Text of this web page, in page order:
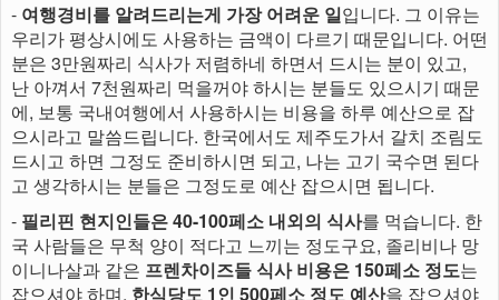
- 여행경비를 알려드리는게 가장 어려운 일입니다. 그 이유는
우리가 평상시에도 사용하는 금액이 다르기 때문입니다. 어떤
분은 3만원짜리 식사가 저렴하네 하면서 드시는 분이 있고,
난 아껴서 7천원짜리 먹을꺼야 하시는 분들도 있으시기 때문
에, 보통 국내여행에서 사용하시는 비용을 하루 예산으로 잡
으시라고 말씀드립니다. 한국에서도 제주도가서 갈치 조림도
드시고 하면 그정도 준비하시면 되고, 나는 고기 국수면 된다
고 생각하시는 분들은 그정도로 예산 잡으시면 됩니다.
- 필리핀 현지인들은 40-100페소 내외의 식사를 먹습니다. 한
국 사람들은 무척 양이 적다고 느끼는 정도구요, 졸리비나 망
이니나살과 같은 프렌차이즈들 식사 비용은 150페소 정도는
잡으셔야 하며, 한식당도 1인 500페소 정도 예산을 잡으셔야